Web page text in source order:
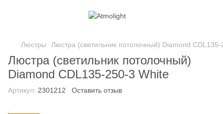
Люстры Люстра (светильник потолочный) Diamond
Люстра (светильник потолочный)
Diamond CDL135-250-3 White
Артикул: 2301212 Оставить отзыв